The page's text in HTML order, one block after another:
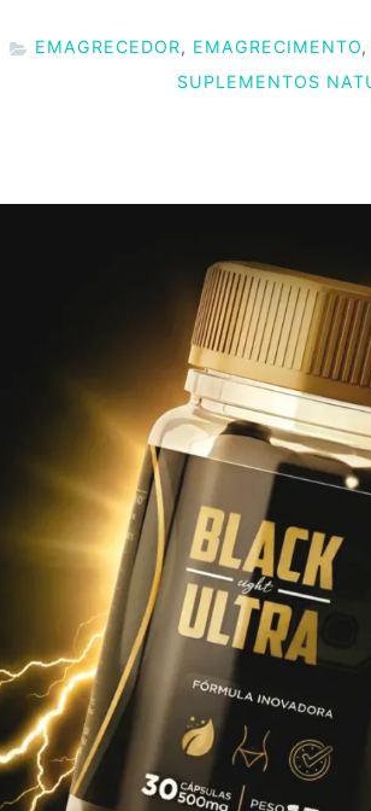
EMAGRECEDOR, EMAGRECIMENTO,
SUPLEMENTOS